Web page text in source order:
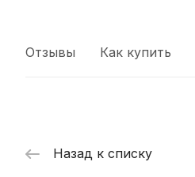
Отзывы Как купить
Назад к списку